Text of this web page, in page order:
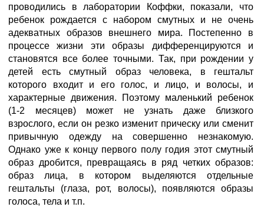
проводились в лаборатории Коффки, показали, что
ребенок рождается с набором смутных и не очень
адекватных образов внешнего мира. Постепенно в
процессе жизни эти образы дифференцируются и
становятся все более точными. Так, при рождении у
детей есть смутный образ человека, в гештальт
которого входит и его голос, и лицо, и волосы, и
характерные движения. Поэтому маленький ребенок
(1-2 месяцев) может не узнать даже близкого
взрослого, если он резко изменит прическу или сменит
привычную одежду на совершенно незнакомую.
Однако уже к концу первого полу годия этот смутный
образ дробится, превращаясь в ряд четких образов:
образ лица, в котором выделяются отдельные
гештальты (глаза, рот, волосы), появляются образы
голоса, тела и т.п.